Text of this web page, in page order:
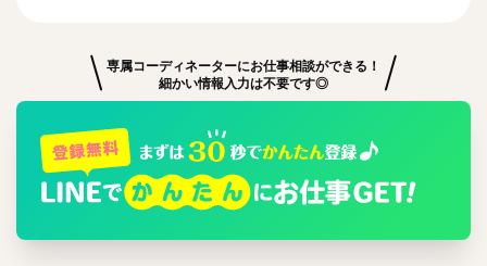
専属コーディネーターにお仕事相談ができる！
細かい情報入力は不要です◎